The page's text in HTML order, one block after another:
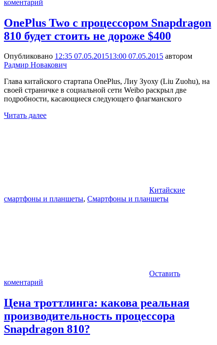
коментарий
OnePlus Two с процессором Snapdragon
810 будет стоить не дороже $400
Опубликовано 12:35 07.05.201513:00 07.05.2015 автором
Радмир Новакович
Глава китайского стартапа OnePlus, Лиу Зуоху (Liu Zuohu), на
своей страничке в социальной сети Weibo раскрыл две
подробности, касающиеся следующего флагманского
Читать далее
Китайские
смартфоны и планшеты, Смартфоны и планшеты
Оставить
коментарий
Цена троттлинга: какова реальная
производительность процессора
Snapdragon 810?